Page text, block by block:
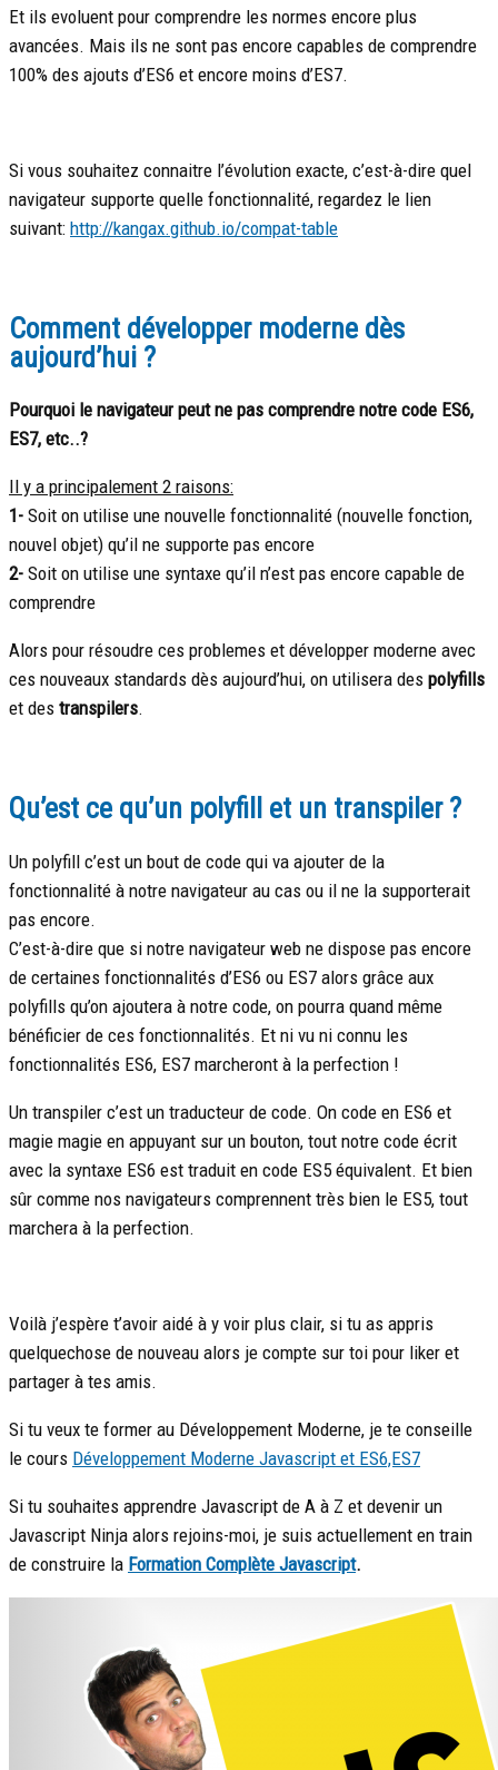
Et ils evoluent pour comprendre les normes encore plus
avancées. Mais ils ne sont pas encore capables de comprendre
100% des ajouts d’ES6 et encore moins d’ES7.
Si vous souhaitez connaitre l’évolution exacte, c’est-à-dire quel
navigateur supporte quelle fonctionnalité, regardez le lien
suivant: http://kangax.github.io/compat-table
Comment développer moderne dès
aujourd’hui ?
Pourquoi le navigateur peut ne pas comprendre notre code ES6,
ES7, etc..?
Il y a principalement 2 raisons:
1- Soit on utilise une nouvelle fonctionnalité (nouvelle fonction,
nouvel objet) qu’il ne supporte pas encore
2- Soit on utilise une syntaxe qu’il n’est pas encore capable de
comprendre
Alors pour résoudre ces problemes et développer moderne avec
ces nouveaux standards dès aujourd’hui, on utilisera des polyfills
et des transpilers.
Qu’est ce qu’un polyfill et un transpiler ?
Un polyfill c’est un bout de code qui va ajouter de la
fonctionnalité à notre navigateur au cas ou il ne la supporterait
pas encore.
C’est-à-dire que si notre navigateur web ne dispose pas encore
de certaines fonctionnalités d’ES6 ou ES7 alors grâce aux
polyfills qu’on ajoutera à notre code, on pourra quand même
bénéficier de ces fonctionnalités. Et ni vu ni connu les
fonctionnalités ES6, ES7 marcheront à la perfection !
Un transpiler c’est un traducteur de code. On code en ES6 et
magie magie en appuyant sur un bouton, tout notre code écrit
avec la syntaxe ES6 est traduit en code ES5 équivalent. Et bien
sûr comme nos navigateurs comprennent très bien le ES5, tout
marchera à la perfection.
Voilà j’espère t’avoir aidé à y voir plus clair, si tu as appris
quelquechose de nouveau alors je compte sur toi pour liker et
partager à tes amis.
Si tu veux te former au Développement Moderne, je te conseille
le cours Développement Moderne Javascript et ES6,ES7
Si tu souhaites apprendre Javascript de A à Z et devenir un
Javascript Ninja alors rejoins-moi, je suis actuellement en train
de construire la Formation Complète Javascript.